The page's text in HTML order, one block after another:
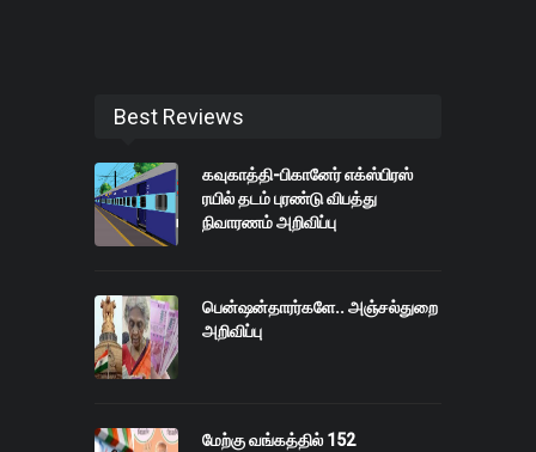
Best Reviews
கவுகாத்தி-பிகானேர் எக்ஸ்பிரஸ்
ரயில் தடம் புரண்டு விபத்து
நிவாரணம் அறிவிப்பு
பென்ஷன்தாரர்களே.. அஞ்சல்துறை
அறிவிப்பு
மேற்கு வங்கத்தில் 152